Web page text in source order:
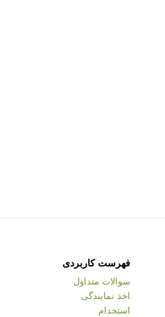
فهرست کاربردی
سوالات متداول
اخذ نمایندگی
استخدام